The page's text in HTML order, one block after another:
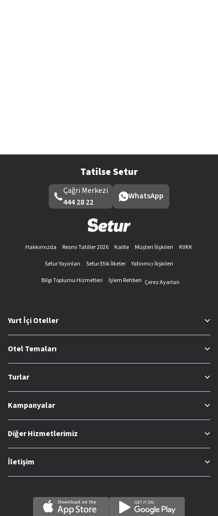
Tatilse Setur
Çağrı Merkezi
444 28 22
WhatsApp
Hakkımızda Resmi Tatiller 2026 Kalite Müşteri İlişkileri
KVKK
Setur Yayınları
Setur Etik İlkeler
Yatırımcı İlişkileri
Bilgi Toplumu Hizmetleri
İşlem Rehberi Çerez Ayarları
Yurt İçi Oteller
Otel Temaları
Turlar
Kampanyalar
Diğer Hizmetlerimiz
İletişim